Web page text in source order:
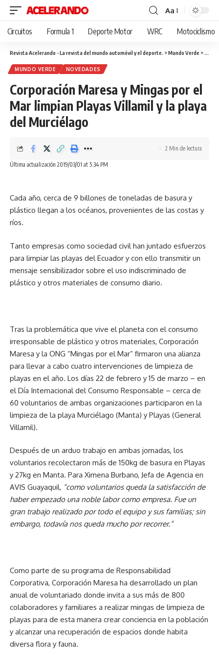
Cambiar
tamaño
fuente
Aa
Circuitos Formula 1 Deporte Motor WRC Motociclismo
Revista Acelerando - La revista del mundo automóvil y el deporte. >Mundo Verde >
MUNDO VERDE NOVEDADES
Corporación Maresa y Mingas por el
Mar limpian Playas Villamil y la playa
del Murciélago
Última actualización 2019/03/01 at 5:34 PM
2 Min de lectura
Cada año, cerca de 9 billones de toneladas de basura y
plástico llegan a los océanos, provenientes de las costas y
ríos.
Tanto empresas como sociedad civil han juntado esfuerzos
para limpiar las playas del Ecuador y con ello transmitir un
mensaje sensibilizador sobre el uso indiscriminado de
plástico y otros materiales de consumo diario.
Tras la problemática que vive el planeta con el consumo
irresponsable de plástico y otros materiales, Corporación
Maresa y la ONG “Mingas por el Mar” firmaron una alianza
para llevar a cabo cuatro intervenciones de limpieza de
playas en el año. Los días 22 de febrero y 15 de marzo – en
el Día Internacional del Consumo Responsable – cerca de
60 voluntarios de ambas organizaciones participaron en la
limpieza de la playa Murciélago (Manta) y Playas (General
Villamil).
Después de un arduo trabajo en ambas jornadas, los
voluntarios recolectaron más de 150kg de basura en Playas
y 27kg en Manta. Para Ximena Burbano, Jefa de Agencia en
AVIS Guayaquil, “como voluntarios queda la satisfacción de
haber empezado una noble labor como empresa. Fue un
gran trabajo realizado por todo el equipo y sus familias; sin
embargo, todavía nos queda mucho por recorrer.”
Como parte de su programa de Responsabilidad
Corporativa, Corporación Maresa ha desarrollado un plan
anual de voluntariado donde invita a sus más de 800
colaboradores y familiares a realizar mingas de limpieza de
playas para de esta manera crear conciencia en la población
y alcanzar una recuperación de espacios donde habita
diversa flora y fauna.